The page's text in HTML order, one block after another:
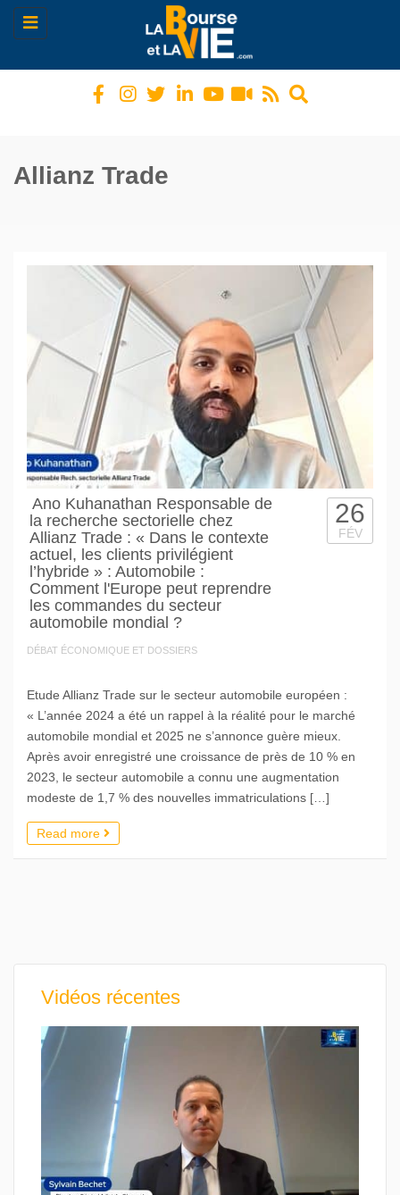
Toggle
navigation
Allianz Trade
Ano Kuhanathan Responsable de
la recherche sectorielle chez
Allianz Trade : « Dans le contexte
actuel, les clients privilégient
l’hybride » : Automobile :
Comment l'Europe peut reprendre
les commandes du secteur
automobile mondial ?
DÉBAT ÉCONOMIQUE ET DOSSIERS
26
FÉV
Etude Allianz Trade sur le secteur automobile européen :
« L’année 2024 a été un rappel à la réalité pour le marché
automobile mondial et 2025 ne s’annonce guère mieux.
Après avoir enregistré une croissance de près de 10 % en
2023, le secteur automobile a connu une augmentation
modeste de 1,7 % des nouvelles immatriculations […]
Read more
Vidéos récentes